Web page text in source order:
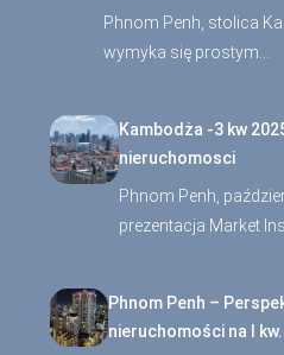
Phnom Penh, stolica
wymyka się prostym…
Kambodża -3 kw
nieruchomosci
Phnom Penh,
prezentacja Market
Phnom Penh –
nieruchomości na I kw.